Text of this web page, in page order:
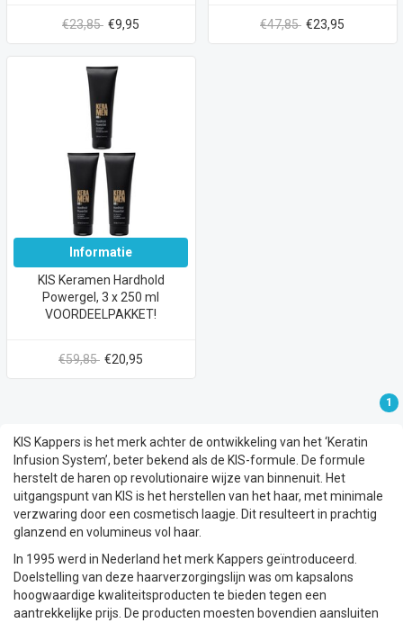
€23,85 €9,95 €47,85 €23,95
Informatie
KIS Keramen Hardhold
Powergel, 3 x 250 ml
VOORDEELPAKKET!
€59,85 €20,95
1
KIS Kappers is het merk achter de ontwikkeling van het ‘Keratin
Infusion System’, beter bekend als de KIS-formule. De formule
herstelt de haren op revolutionaire wijze van binnenuit. Het
uitgangspunt van KIS is het herstellen van het haar, met minimale
verzwaring door een cosmetisch laagje. Dit resulteert in prachtig
glanzend en volumineus vol haar.
In 1995 werd in Nederland het merk Kappers geïntroduceerd.
Doelstelling van deze haarverzorgingslijn was om kapsalons
hoogwaardige kwaliteitsproducten te bieden tegen een
aantrekkelijke prijs. De producten moesten bovendien aansluiten